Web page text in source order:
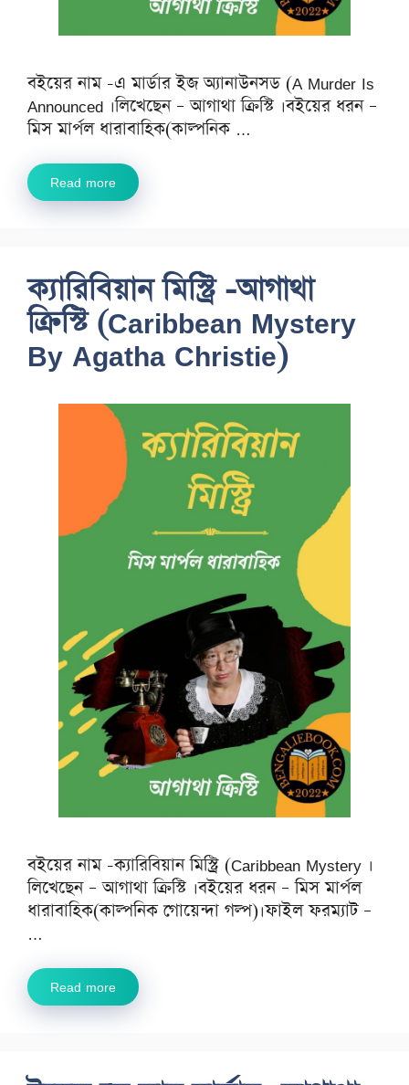
বইয়ের নাম -এ মার্ডার ইজ অ্যানাউনসড (A Murder Is
Announced ।লিখেছেন – আগাথা ক্রিস্টি ।বইয়ের ধরন –
মিস মার্পল ধারাবাহিক(কাল্পনিক …
Read more
ক্যারিবিয়ান মিস্ট্রি -আগাথা
ক্রিস্টি (Caribbean Mystery
By Agatha Christie)
বইয়ের নাম -ক্যারিবিয়ান মিস্ট্রি (Caribbean Mystery ।
লিখেছেন – আগাথা ক্রিস্টি ।বইয়ের ধরন – মিস মার্পল
ধারাবাহিক(কাল্পনিক গোয়েন্দা গল্প)।ফাইল ফরম্যাট –
…
Read more